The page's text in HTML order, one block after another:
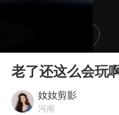
Play
老了还这么会玩
奻奻剪影
河南